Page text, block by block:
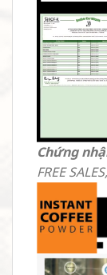
Chứng
FREE